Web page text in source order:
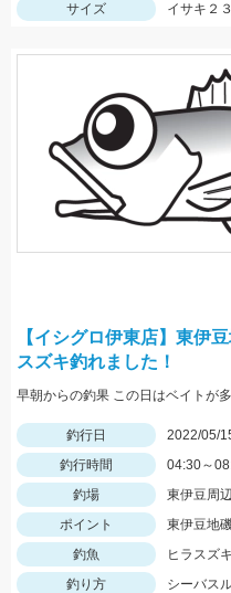
サイズ
イサキ２
【イシグロ伊東店】東伊
スズキ釣れました！
早朝からの釣果 この日はベイトが
釣行日
2022/05/
釣行時間
04:30～
釣場
東伊豆周辺
ポイント
東伊豆地
釣魚
ヒラスズキ
釣り方
シーバス